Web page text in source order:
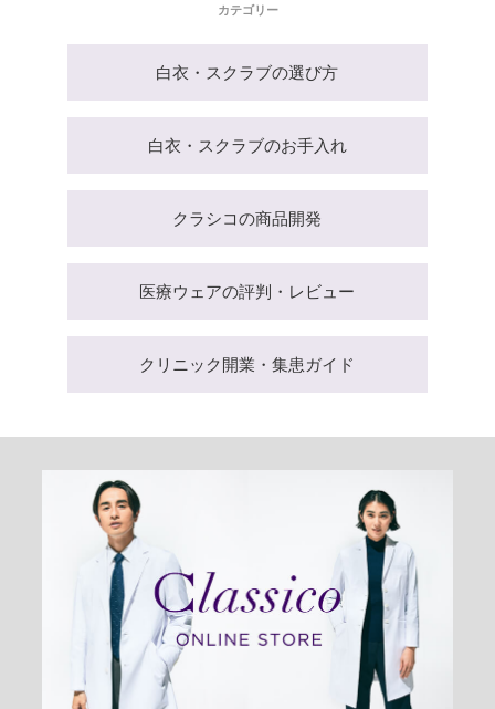
カテゴリー
白衣・スクラブの選び方
白衣・スクラブのお手入れ
クラシコの商品開発
医療ウェアの評判・レビュー
クリニック開業・集患ガイド